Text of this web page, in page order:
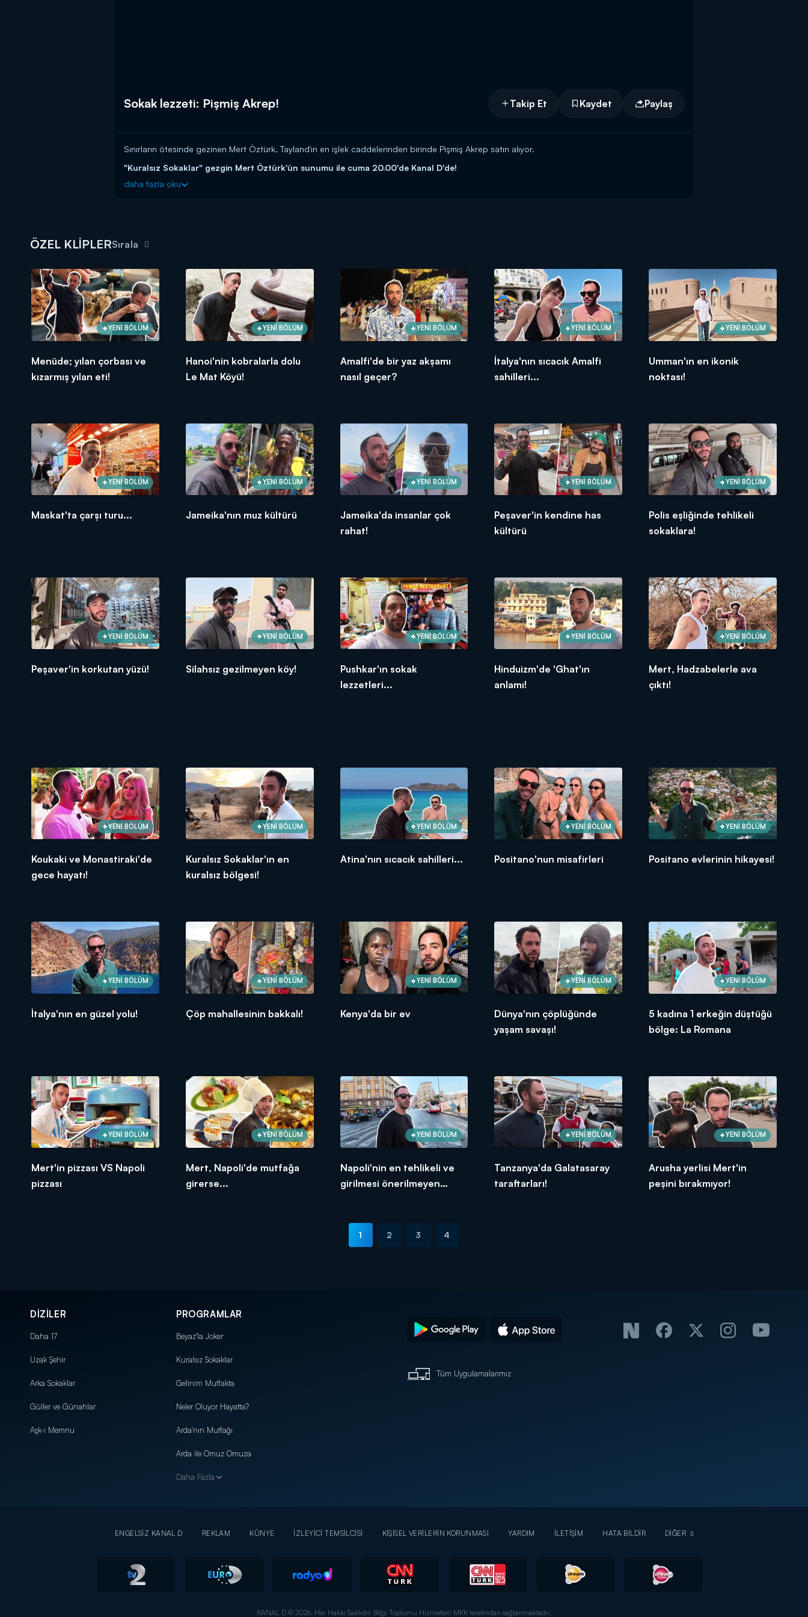
Sokak lezzeti: Pişmiş Akrep! Takip Et Kaydet Paylaş
Sınırların ötesinde gezinen Mert Öztürk, Tayland'ın en işlek caddelerinden birinde Pişmiş Akrep satın alıyor.
"Kuralsız Sokaklar" gezgin Mert Öztürk'ün sunumu ile cuma 20.00'de Kanal D'de!
daha fazla oku
ÖZEL KLİPLERSırala
YENİ BÖLÜM
Menüde; yılan çorbası ve
kızarmış yılan eti!
YENİ BÖLÜM
Hanoi'nin kobralarla dolu
Le Mat Köyü!
YENİ BÖLÜM
Amalfi'de bir yaz akşamı
nasıl geçer?
YENİ BÖLÜM
İtalya'nın sıcacık Amalfi
sahilleri...
YENİ BÖLÜM
Umman'ın en ikonik
noktası!
YENİ BÖLÜM
Maskat'ta çarşı turu...
YENİ BÖLÜM
Jameika'nın muz kültürü
YENİ BÖLÜM
Jameika'da insanlar çok
rahat!
YENİ BÖLÜM
Peşaver'in kendine has
kültürü
YENİ BÖLÜM
Polis eşliğinde tehlikeli
sokaklara!
YENİ BÖLÜM
Peşaver'in korkutan yüzü!
YENİ BÖLÜM
Silahsız gezilmeyen köy!
YENİ BÖLÜM
Pushkar'ın sokak
lezzetleri...
YENİ BÖLÜM
Hinduizm'de 'Ghat'ın
anlamı!
YENİ BÖLÜM
Mert, Hadzabelerle ava
çıktı!
YENİ BÖLÜM
Koukaki ve Monastiraki'de
gece hayatı!
YENİ BÖLÜM
Kuralsız Sokaklar'ın en
kuralsız bölgesi!
YENİ BÖLÜM
Atina'nın sıcacık sahilleri...
YENİ BÖLÜM
Positano'nun misafirleri
YENİ BÖLÜM
Positano evlerinin hikayesi!
YENİ BÖLÜM
İtalya'nın en güzel yolu!
YENİ BÖLÜM
Çöp mahallesinin bakkalı!
YENİ BÖLÜM
Kenya'da bir ev
YENİ BÖLÜM
Dünya'nın çöplüğünde
yaşam savaşı!
YENİ BÖLÜM
5 kadına 1 erkeğin düştüğü
bölge: La Romana
YENİ BÖLÜM
Mert'in pizzası VS Napoli
pizzası
YENİ BÖLÜM
Mert, Napoli'de mutfağa
girerse...
YENİ BÖLÜM
Napoli'nin en tehlikeli ve
girilmesi önerilmeyen
YENİ BÖLÜM
Tanzanya'da Galatasaray
taraftarları!
YENİ BÖLÜM
Arusha yerlisi Mert'in
peşini bırakmıyor!
1 2 3 4
DİZİLER
Daha 17
Uzak Şehir
Arka Sokaklar
Güller ve Günahlar
Aşk-ı Memnu
PROGRAMLAR
Beyaz'la Joker
Kuralsız Sokaklar
Gelinim Mutfakta
Neler Oluyor Hayatta?
Arda'nın Mutfağı
Arda ile Omuz Omuza
Daha Fazla
Tüm Uygulamalarımız
ENGELSİZ KANAL D REKLAM KÜNYE İZLEYİCİ TEMSİLCİSİ KİŞİSEL VERİLERİN KORUNMASI YARDIM İLETİŞİM HATA BİLDİR DİĞER
KANAL D © 2026. Her Hakkı Saklıdır. Bilgi Toplumu Hizmetleri MKK tarafından sağlanmaktadır.